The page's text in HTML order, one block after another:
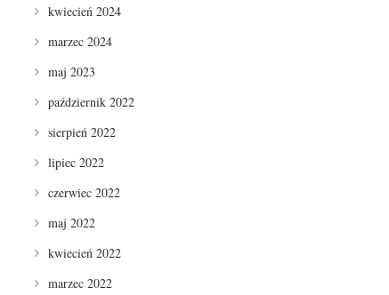
kwiecień 2024
marzec 2024
maj 2023
październik 2022
sierpień 2022
lipiec 2022
czerwiec 2022
maj 2022
kwiecień 2022
marzec 2022